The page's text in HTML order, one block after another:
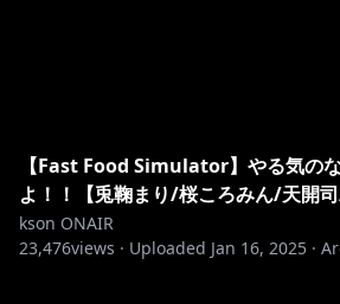
【Fast Food Simulator】やる気の
よ！！【兎鞠まり/桜ころみん/天開
kson ONAIR
23,476views · Uploaded Jan 16, 2025 ·